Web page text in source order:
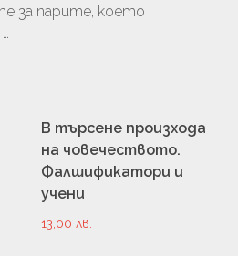
за парите, което
В търсене произхода
на човечеството.
Фалшификатори и
учени
13,00лв.